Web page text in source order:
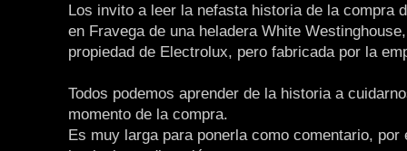
Los invito a leer la nefasta historia de la compra
en Fravega de una heladera White
propiedad de Electrolux, pero fabricada por la
Todos podemos aprender de la historia a
momento de la compra.
Es muy larga para ponerla como comentario, por